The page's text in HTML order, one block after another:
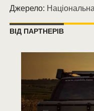
Джерело:
ВІД ПАРТНЕРІВ